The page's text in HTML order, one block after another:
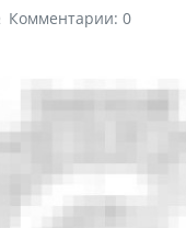
Комментарии: 0